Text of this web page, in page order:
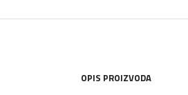
OPIS PROIZVODA